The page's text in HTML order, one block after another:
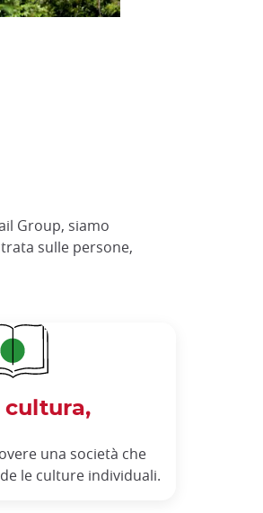
Group, siamo
sulle persone,
cultura,
una società che
le culture individuali.